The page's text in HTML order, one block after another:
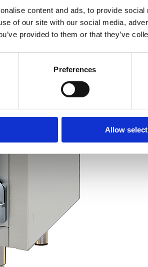
content and ads, to provide
of our site with our social media,
provided to them or that they’ve
Preferences
Allow